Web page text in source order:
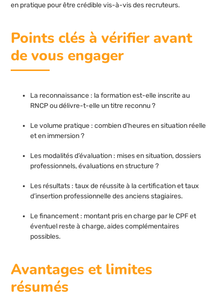
en pratique pour être crédible vis-à-vis des recruteurs.
Points clés à vérifier avant
de vous engager
La reconnaissance : la formation est-elle inscrite au
RNCP ou délivre-t-elle un titre reconnu ?
Le volume pratique : combien d’heures en situation réelle
et en immersion ?
Les modalités d’évaluation : mises en situation, dossiers
professionnels, évaluations en structure ?
Les résultats : taux de réussite à la certification et taux
d’insertion professionnelle des anciens stagiaires.
Le financement : montant pris en charge par le CPF et
éventuel reste à charge, aides complémentaires
possibles.
Avantages et limites
résumés